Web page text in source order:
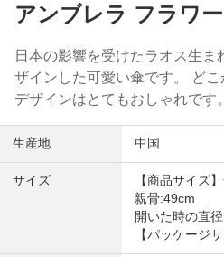
アンブレラ フラワ
日本の影響を受けたラオス生
ザインした可愛い傘です。 ど
デザインはとてもおしゃれです。
生産地 中国
サイズ
【商品サイズ
親骨:49cm
開いた時の直
【パッケージ